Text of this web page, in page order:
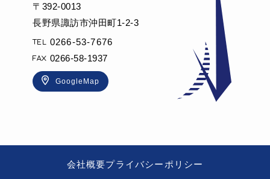
〒392-0013
長野県諏訪市沖田町1-2-3
0266-53-7676
0266-58-1937
GoogleMap
会社概要プライバシーポリシー